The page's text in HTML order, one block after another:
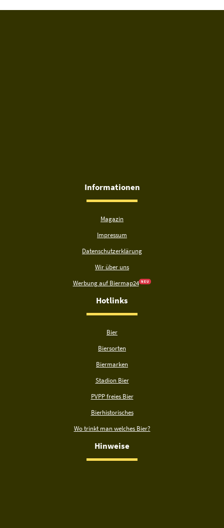
Informationen
Magazin
Impressum
Datenschutzerklärung
Wir über uns
Werbung auf Biermap24 N E U
Hotlinks
Bier
Biersorten
Biermarken
Stadion Bier
PVPP freies Bier
Bierhistorisches
Wo trinkt man welches Bier?
Hinweise